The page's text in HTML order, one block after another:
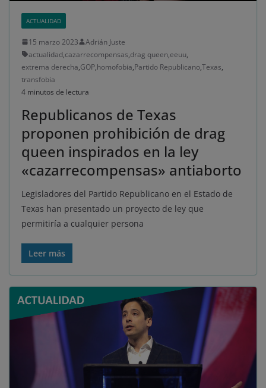
ACTUALIDAD
15 marzo 2023
Adrián Juste
actualidad,cazarrecompensas,drag queen,eeuu,
extrema derecha,GOP,homofobia,Partido Republicano,Texas,
transfobia
4 minutos de lectura
Republicanos de Texas
proponen prohibición de drag
queen inspirados en la ley
«cazarrecompensas» antiaborto
Legisladores del Partido Republicano en el Estado de
Texas han presentado un proyecto de ley que
permitiría a cualquier persona
Leer más